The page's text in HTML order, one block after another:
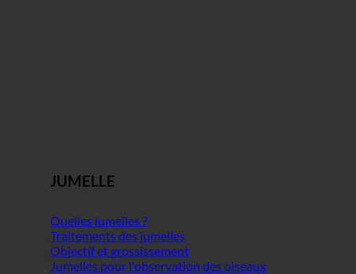
JUMELLE
Quelles jumelles ?
Traitements des jumelles
Objectif et grossissement
Jumelles pour l'observation des oiseaux